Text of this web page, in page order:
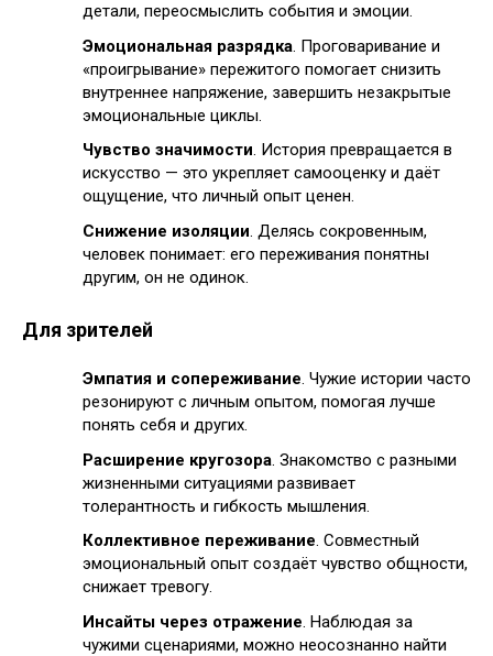
детали, переосмыслить события и эмоции.
Эмоциональная разрядка . Проговаривание и
«проигрывание» пережитого помогает снизить
внутреннее напряжение, завершить незакрытые
эмоциональные циклы.
Чувство значимости. История превращается в
искусство — это укрепляет самооценку и даёт
ощущение, что личный опыт ценен.
Снижение изоляции . Делясь сокровенным,
человек понимает: его переживания понятны
другим, он не одинок.
Для зрителей
Эмпатия и сопереживание. Чужие истории часто
резонируют с личным опытом, помогая лучше
понять себя и других.
Расширение кругозора . Знакомство с разными
жизненными ситуациями развивает
толерантность и гибкость мышления.
Коллективное переживание. Совместный
эмоциональный опыт создаёт чувство общности,
снижает тревогу.
Инсайты через отражение . Наблюдая за
чужими сценариями, можно неосознанно найти